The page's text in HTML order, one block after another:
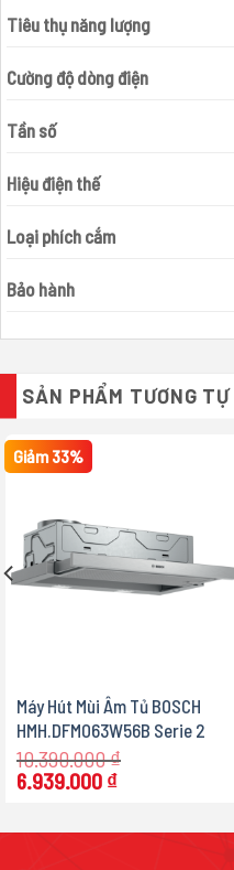
Tiêu thụ năng lượng
Cường độ dòng điện
Tần số
Hiệu điện thế
Loại phích cắm
Bảo hành
SẢN PHẨM TƯƠNG TỰ
Giảm 33%
Máy Hút Mùi Âm Tủ BOSCH
HMH.DFM063W56B Serie 2
10.390.000₫
Giá
6.939.000 ₫Giá